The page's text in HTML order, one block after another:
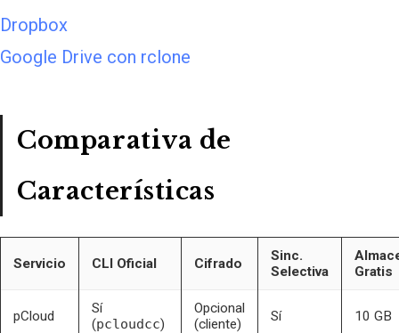
Dropbox
Google Drive con rclone
Comparativa de
Características
Servicio CLI Oficial Cifrado
Sinc.
Selectiva
Gratis
pCloud
Sí
(pcloudcc)
Opcional
(cliente)
Sí 10 GB